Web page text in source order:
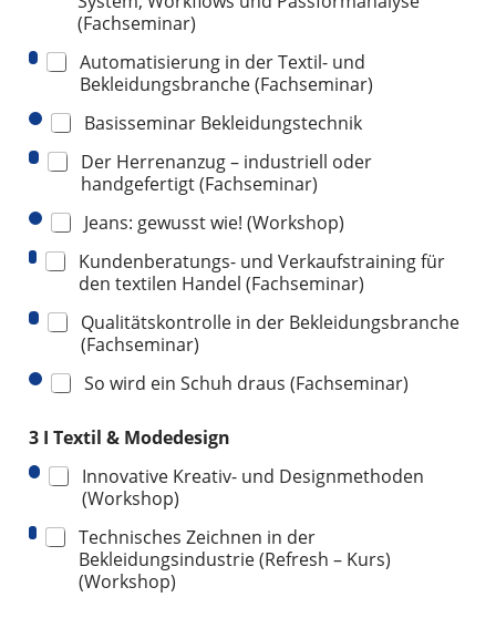
(Fachseminar)
Automatisierung in der Textil- und
Bekleidungsbranche (Fachseminar)
Basisseminar Bekleidungstechnik
Der Herrenanzug – industriell oder
handgefertigt (Fachseminar)
Jeans: gewusst wie! (Workshop)
Kundenberatungs- und Verkaufstraining für
den textilen Handel (Fachseminar)
Qualitätskontrolle in der Bekleidungsbranche
(Fachseminar)
So wird ein Schuh draus (Fachseminar)
3 I Textil & Modedesign
Innovative Kreativ- und Designmethoden
(Workshop)
Technisches Zeichnen in der
Bekleidungsindustrie (Refresh – Kurs)
(Workshop)